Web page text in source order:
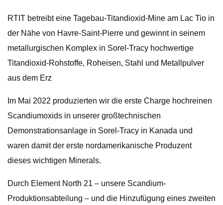
RTIT betreibt eine Tagebau-Titandioxid-Mine am Lac Tio in
der Nähe von Havre-Saint-Pierre und gewinnt in seinem
metallurgischen Komplex in Sorel-Tracy hochwertige
Titandioxid-Rohstoffe, Roheisen, Stahl und Metallpulver
aus dem Erz
Im Mai 2022 produzierten wir die erste Charge hochreinen
Scandiumoxids in unserer großtechnischen
Demonstrationsanlage in Sorel-Tracy in Kanada und
waren damit der erste nordamerikanische Produzent
dieses wichtigen Minerals.
Durch Element North 21 – unsere Scandium-
Produktionsabteilung – und die Hinzufügung eines zweiten